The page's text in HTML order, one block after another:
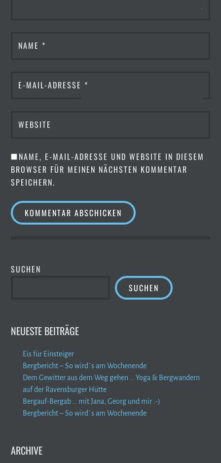
NAME *
E-MAIL-ADRESSE *
WEBSITE
NAME, E-MAIL-ADRESSE UND WEBSITE IN DIESEM
BROWSER FÜR MEINEN NÄCHSTEN KOMMENTAR
SPEICHERN.
SUCHEN
SUCHEN
NEUESTE BEITRÄGE
Eis für Einsteiger
Bergbericht – So wird´s am Wochenende
Dem Gewitter aus dem Weg gehen … Yoga & Bergwandern
auf der Ravensburger Hütte
Bergauf-Bergab … mit Jana, Georg und mir :-)
Bergbericht – So wird´s am Wochenende
ARCHIVE